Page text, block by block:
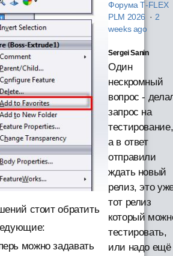
стоит обратить
можно задавать
Форума T‑FLEX
PLM 2026 · 2
weeks ago
Sergei Sanin
Один
нескромный
вопрос -
запрос на
тестирование,
а в ответ
отправили
ждать новый
релиз, это
тот релиз
который
тестировать,
или надо ещё